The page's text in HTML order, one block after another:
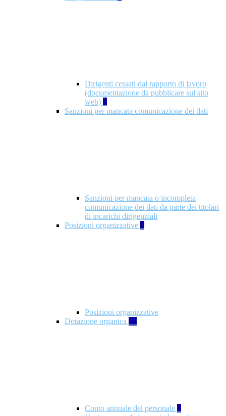
Dirigenti cessati dal rapporto di lavoro
(documentazione da pubblicare sul sito
web) 1
Sanzioni per mancata comunicazione dei dati
Sanzioni per mancata o incompleta
comunicazione dei dati da parte dei titolari
di incarichi dirigenziali
Posizioni organizzative 1
Posizioni organizzative
Dotazione organica 21
Conto annuale del personale 8